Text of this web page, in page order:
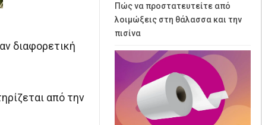
διαφορετική
από την
Πώς να προστατευτείτε από
λοιμώξεις στη θάλασσα και την
πισίνα